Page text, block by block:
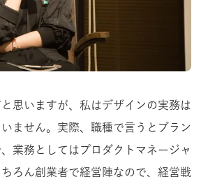
思いますが、私はデザインの実務は
ません。実際、職種で言うとブラン
、業務としてはプロダクトマネージャ
ろん創業者で経営陣なので、経営戦